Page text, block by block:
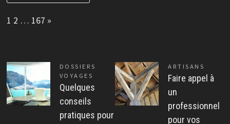
Page:
1 2 … 167 Next
»
DOSSIERS
VOYAGES
Quelques
conseils
pratiques pour
ARTISANS
Faire appel à
un
professionnel
pour vos